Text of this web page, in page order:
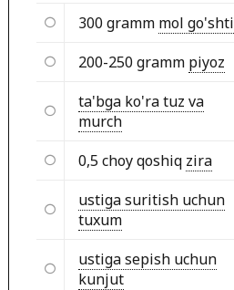
300 gramm mol go'shti
200-250 gramm piyoz
ta'bga ko'ra tuz va
murch
0,5 choy qoshiq zira
ustiga suritish uchun
tuxum
ustiga sepish uchun
kunjut